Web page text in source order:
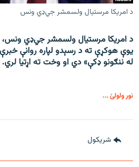
د امریکا مرستیال ولسمشر جي‌ډي ونس
د امریکا مرستیال ولسمشر جي‌ډي ونس،
یوې هوکړې ته د رسېدو لپاره روانې
له ننګونو ډکې» دي او وخت ته اړتیا لري.
نور ولولئ ...
شريکول